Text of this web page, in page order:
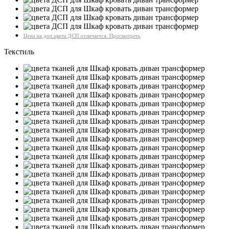
Цена на доп.цвета ДСП отличается. Просмотреть
Текстиль